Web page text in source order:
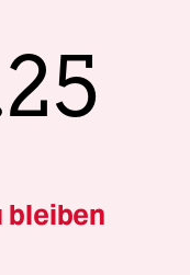
bleiben